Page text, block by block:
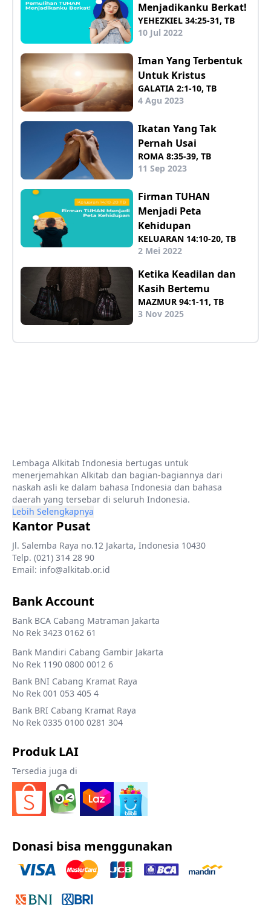
Menjadikanku Berkat!
YEHEZKIEL 34:25-31, TB
10 Jul 2022
Iman Yang Terbentuk
Untuk Kristus
GALATIA 2:1-10, TB
4 Agu 2023
Ikatan Yang Tak
Pernah Usai
ROMA 8:35-39, TB
11 Sep 2023
Firman TUHAN
Menjadi Peta
Kehidupan
KELUARAN 14:10-20, TB
2 Mei 2022
Ketika Keadilan dan
Kasih Bertemu
MAZMUR 94:1-11, TB
3 Nov 2025
Lembaga Alkitab Indonesia bertugas untuk
menerjemahkan Alkitab dan bagian-bagiannya dari
naskah asli ke dalam bahasa Indonesia dan bahasa
daerah yang tersebar di seluruh Indonesia.
Lebih Selengkapnya
Kantor Pusat
Jl. Salemba Raya no.12 Jakarta, Indonesia 10430
Telp. (021) 314 28 90
Email: info@alkitab.or.id
Bank Account
Bank BCA Cabang Matraman Jakarta
No Rek 3423 0162 61
Bank Mandiri Cabang Gambir Jakarta
No Rek 1190 0800 0012 6
Bank BNI Cabang Kramat Raya
No Rek 001 053 405 4
Bank BRI Cabang Kramat Raya
No Rek 0335 0100 0281 304
Produk LAI
Tersedia juga di
Donasi bisa menggunakan